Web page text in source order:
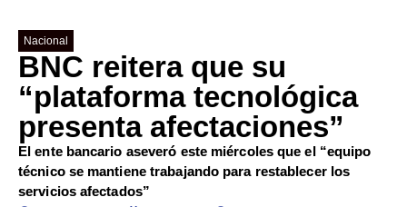
Nacional
BNC reitera que su
“plataforma tecnológica
presenta afectaciones”
El ente bancario aseveró este miércoles que el “equipo
técnico se mantiene trabajando para restablecer los
servicios afectados”